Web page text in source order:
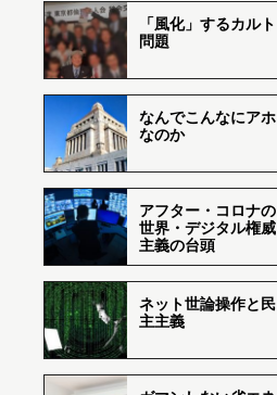
「風化」するカルト
問題
なんでこんなにアホ
なのか
アフター・コロナの
世界・デジタル権威
主義の台頭
ネット世論操作と民
主主義